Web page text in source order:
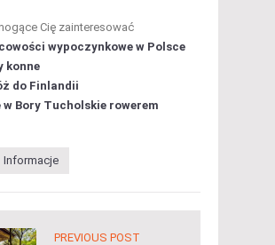
Cię zainteresować
wypoczynkowe w Polsce
konne
do Finlandii
w Bory Tucholskie rowerem
Informacje
PREVIOUS POST